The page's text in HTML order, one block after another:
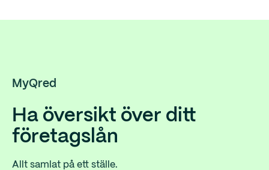
MyQred
Ha översikt över ditt
företagslån
Allt samlat på ett ställe.